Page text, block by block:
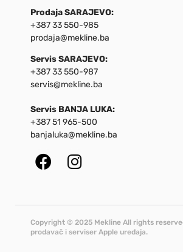
Prodaja SARAJEVO:
+387 33 550-985
prodaja@mekline.ba
Servis SARAJEVO:
+387 33 550-987
servis@mekline.ba
Servis BANJA LUKA:
+387 51 965-500
banjaluka@mekline.ba
Copyright © 2025 Mekline All rights
prodavač i serviser Apple uređaja.